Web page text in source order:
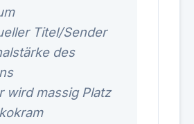
Titel/Sender
des
wird massig Platz